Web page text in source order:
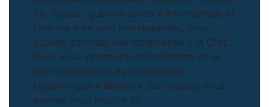
/ le Réseau, que vos droits « Informatique et
Libertés » ne sont pas respectés, vous
pouvez adresser une réclamation à la CNIL.
Nous vous informons de l’existence de la
liste d'opposition au démarchage
téléphonique « Bloctel », sur laquelle vous
pouvez vous inscrire ici :